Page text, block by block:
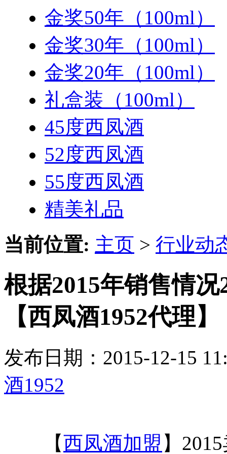
金奖50年（100ml）
金奖30年（100ml）
金奖20年（100ml）
礼盒装（100ml）
45度西凤酒
52度西凤酒
55度西凤酒
精美礼品
当前位置: 主页 > 行业动
根据2015年销售情
【西凤酒1952代理】
发布日期：2015-12-15
酒1952
【西凤酒加盟 】